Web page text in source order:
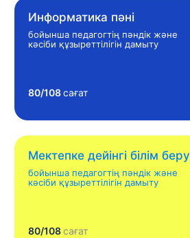
Информатика пәні
бойынша педагогтің пәндік және
кәсіби құзыреттілігін дамыту
80/108сағат
Мектепке дейінгі білім беру
бойынша педагогтің пәндік және
кәсіби құзыреттілігін дамыту
80/108сағат